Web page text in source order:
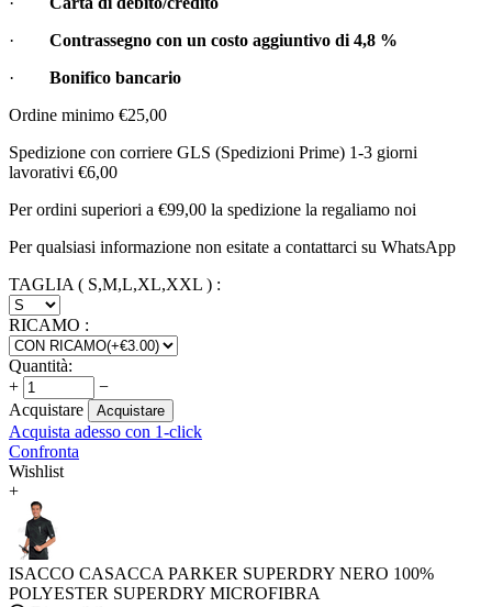
· Contrassegno con un costo aggiuntivo di 4,8 %
· Bonifico bancario
Ordine minimo €25,00
Spedizione con corriere GLS (Spedizioni Prime) 1-3 giorni
lavorativi €6,00
Per ordini superiori a €99,00 la spedizione la regaliamo noi
Per qualsiasi informazione non esitate a contattarci su WhatsApp
TAGLIA ( S,M,L,XL,XXL ) :
RICAMO :
Quantità:
+
−
Acquistare
Acquistare
Acquista adesso con 1-click
Confronta
Wishlist
+
ISACCO CASACCA PARKER SUPERDRY NERO 100%
POLYESTER SUPERDRY MICROFIBRA